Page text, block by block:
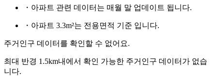
・아파트 관련 데이터는 매월 말 업데이트 됩니다.
・아파트 3.3m²는 전용면적 기준 입니다.
주거인구 데이터를 확인할 수 없어요.
최대 반경 1.5km내에서 확인 가능한 주거인구 데이터가 없습
니다.